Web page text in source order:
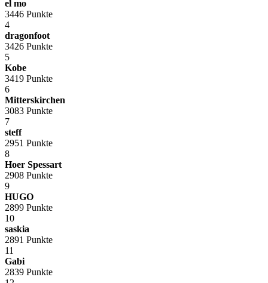
el mo
3446 Punkte
4
dragonfoot
3426 Punkte
5
Kobe
3419 Punkte
6
Mitterskirchen
3083 Punkte
7
steff
2951 Punkte
8
Hoer Spessart
2908 Punkte
9
HUGO
2899 Punkte
10
saskia
2891 Punkte
11
Gabi
2839 Punkte